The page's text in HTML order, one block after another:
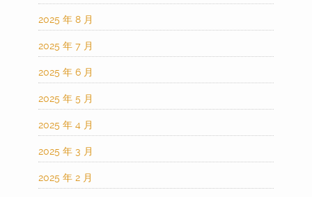
2025 年 8 月
2025 年 7 月
2025 年 6 月
2025 年 5 月
2025 年 4 月
2025 年 3 月
2025 年 2 月